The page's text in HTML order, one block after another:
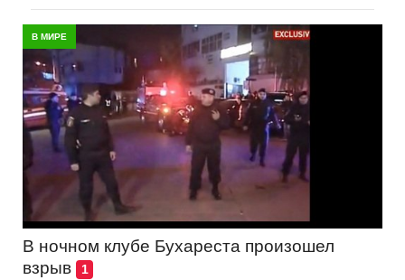
В МИРЕ
В ночном клубе Бухареста произошел
взрыв
1